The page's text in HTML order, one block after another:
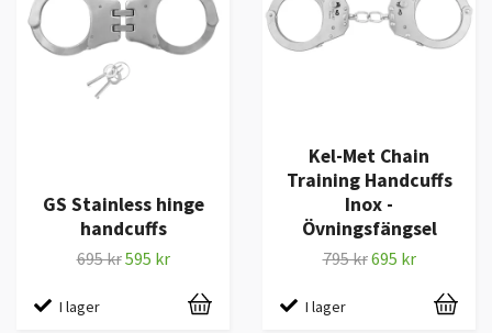
GS Stainless hinge
handcuffs
695 kr595 kr
I lager
Kel-Met Chain
Training Handcuffs
Inox -
Övningsfängsel
795 kr695 kr
I lager